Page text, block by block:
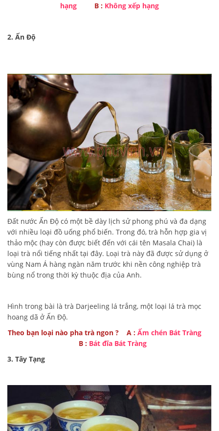
hạng B : Không xếp hạng
2. Ấn Độ
Đất nước Ấn Độ có một bề dày lịch sử phong phú và đa dạng
với nhiều loại đồ uống phổ biến. Trong đó, trà hỗn hợp gia vị
thảo mộc (hay còn được biết đến với cái tên Masala Chai) là
loại trà nổi tiếng nhất tại đây. Loại trà này đã được sử dụng ở
vùng Nam Á hàng ngàn năm trước khi nền công nghiệp trà
bùng nổ trong thời kỳ thuộc địa của Anh.
Hình trong bài là trà Darjeeling lá trắng, một loại lá trà mọc
hoang dã ở Ấn Độ.
Theo bạn loại nào pha trà ngon ? A : Ấm chén Bát Tràng
B : Bát đĩa Bát Tràng
3. Tây Tạng